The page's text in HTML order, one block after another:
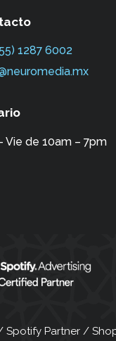
1287 6002‬
Vie de 10am – 7pm
Partner /